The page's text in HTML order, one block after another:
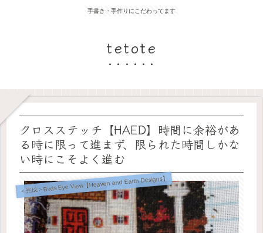
手書き・手作りにこだわってます
tetote
クロスステッチ【HAED】時間に余裕があ
る時に限って進まず、限られた時間しかな
い時にこそよく進む
＜完成＞Birds Eye View【Heaven and Earth Designs】